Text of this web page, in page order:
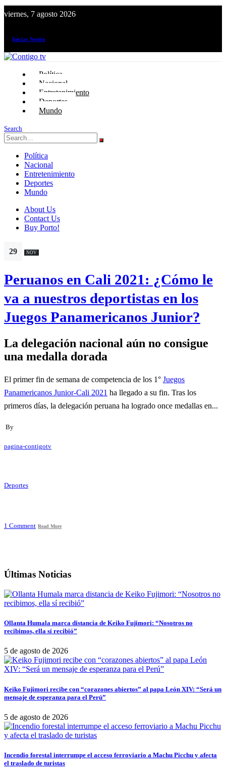
viernes, 7 agosto 2026
Iniciar Sesión
Política
Nacional
Entretenimiento
Deportes
Mundo
Search
Política
Nacional
Entretenimiento
Deportes
Mundo
About Us
Contact Us
Buy Porto!
29 NOV
Peruanos en Cali 2021: ¿Cómo le
va a nuestros deportistas en los
Juegos Panamericanos Junior?
La delegación nacional aún no consigue
una medalla dorada
El primer fin de semana de competencia de los 1° Juegos
Panamericanos Junior-Cali 2021 ha llegado a su fin. Tras los
primeros días, la delegación peruana ha logrado once medallas en...
By
pagina-contigotv
Deportes
1 Comment Read More
Últimas Noticias
Ollanta Humala marca distancia de Keiko Fujimori: “Nosotros no
recibimos, ella sí recibió”
5 de agosto de 2026
Keiko Fujimori recibe con “corazones abiertos” al papa León XIV: “Será un
mensaje de esperanza para el Perú”
5 de agosto de 2026
Incendio forestal interrumpe el acceso ferroviario a Machu Picchu y afecta
el traslado de turistas